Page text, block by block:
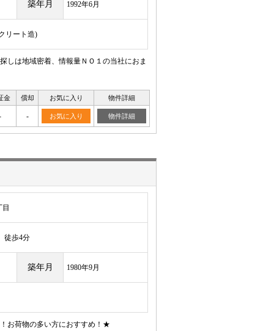
築年月 1992年6月
リート造)
は地域密着、情報量ＮＯ１の当社におま
金 償却 お気に入り 物件詳細
- お気に入り 物件詳細
歩4分
築年月 1980年9月
お荷物の多い方におすすめ！★